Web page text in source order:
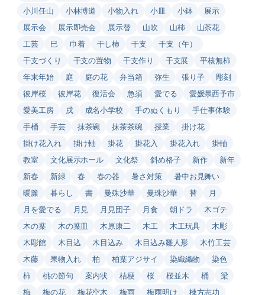
小川任山
小林博道 小物入れ 小皿 小鉢
展示
展示会
展示即売会 展示替 山吹 山柿
山茶花
工芸
巳 巾着 干し柿 干支
干支（午）
干支づくり
干支の置物 干支作り 干支展
平核無柿
年末年始
庭 庭の花 弁当箱 弥生 張り子
彫刻
彼岸桜
彼岸花 復活会 急須 愛でる
愛媛県西予市
愛美工房
戌 成名小学校 手のぬくもり
手仕事体験
手桶
手芸 抹茶碗 抹茶茶碗 授業
掛け花
掛け花入れ
掛け軸 掛花 掛花入 掛花入れ
掛軸
教室
文化展示ホール 文化祭 斜め格子 新作
新年
新春
新緑 春 春の器 暑さ対策
暑中お見舞い
暖簾
暮らし 書 曼殊沙華 曼珠沙華 替
月
月を愛でる
月見 月見団子 月食 朝ドラ
木ゴテ
木の葉
木の葉皿 木原康二 木工 木工玩具
木彫
木彫館
木目込 木目込み 木目込み雛人形
木竹工芸
木藤
果物入れ 柏 柏葉アジサイ 染織織物
染色
柿
桃の節句 案内状 桔梗 桜 桜並木 桶
梁
梅
梅の花 梅花空木 梅雨 梅雨明け 棟方志功